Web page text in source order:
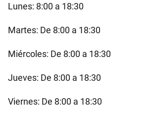
Lunes: 8:00 a 18:30
Martes: De 8:00 a 18:30
Miércoles: De 8:00 a 18:30
Jueves: De 8:00 a 18:30
Viernes: De 8:00 a 18:30